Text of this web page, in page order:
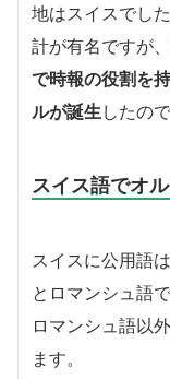
地はスイスでし
計が有名ですが、
で時報の役割を
ルが誕生 したので
スイス語でオ
スイスに公用語
とロマンシュ語で
ロマンシュ語以
ます。